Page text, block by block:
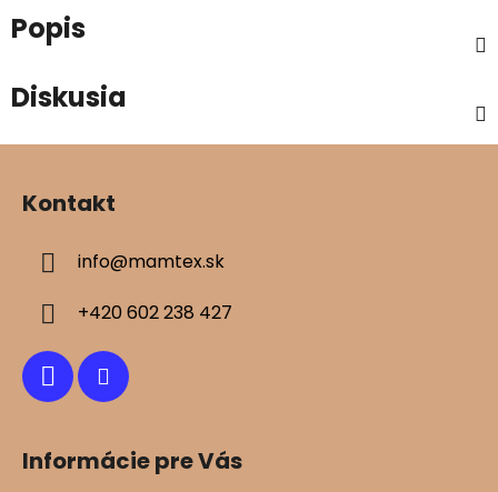
Popis
Diskusia
Kontakt
info@mamtex.sk
+420 602 238 427
Informácie pre Vás